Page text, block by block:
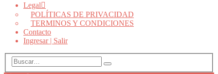
Legal
POLÍTICAS DE PRIVACIDAD
TERMINOS Y CONDICIONES
Contacto
Ingresar | Salir